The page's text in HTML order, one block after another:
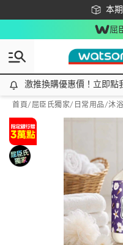
本
下
屈
激推換購優惠價！立即點我看
激推換購優惠價！立即點
首頁/ 屈臣氏獨家/ 日常用品/沐